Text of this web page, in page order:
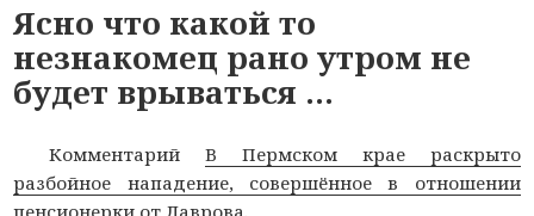
Ясно что какой то
незнакомец рано утром не
будет врываться …
КомментарийВ Пермском крае раскрыто
разбойное нападение, совершённое в отношении
пенсионерки от Лаврова.